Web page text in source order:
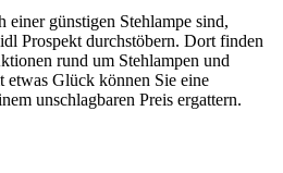
einer günstigen Stehlampe sind,
Prospekt durchstöbern. Dort finden
rund um Stehlampen und
etwas Glück können Sie eine
unschlagbaren Preis ergattern.